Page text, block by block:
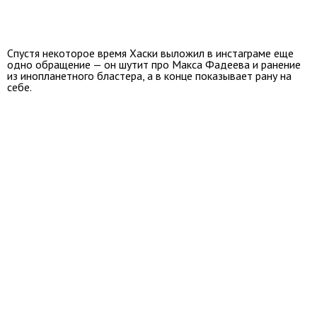
Спустя некоторое время Хаски выложил в инстаграме еще
одно обращение — он шутит про Макса Фадеева и ранение
из инопланетного бластера, а в конце показывает рану на
себе.